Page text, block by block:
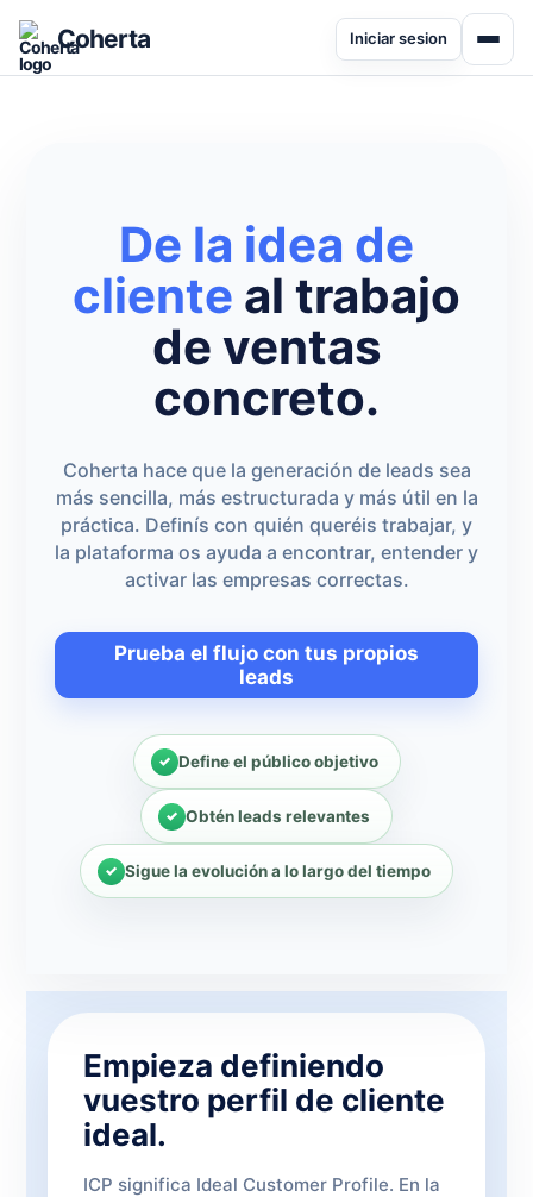
Coherta Iniciar sesion
De la idea de
cliente al trabajo
de ventas
concreto.
Coherta hace que la generación de leads sea
más sencilla, más estructurada y más útil en la
práctica. Definís con quién queréis trabajar, y
la plataforma os ayuda a encontrar, entender y
activar las empresas correctas.
Prueba el flujo con tus propios
leads
Define el público objetivo
Obtén leads relevantes
Sigue la evolución a lo largo del tiempo
Empieza definiendo
vuestro perfil de cliente
ideal.
ICP significa Ideal Customer Profile. En la